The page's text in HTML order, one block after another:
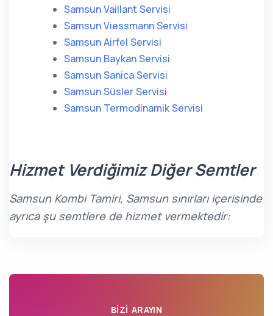
Samsun Vaillant Servisi
Samsun Vıessmann Servisi
Samsun Airfel Servisi
Samsun Baykan Servisi
Samsun Sanica Servisi
Samsun Süsler Servisi
Samsun Termodinamik Servisi
Hizmet Verdiğimiz Diğer Semtler
Samsun Kombi Tamiri, Samsun sınırları içerisinde
ayrıca şu semtlere de hizmet vermektedir:
BIZI ARAYIN